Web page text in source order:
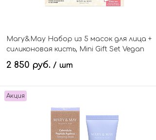
Mary&May Набор из 5 масок для лица +
силиконовая кисть, Mini Gift Set Vegan
Wash Off Mask
2 850 руб. / шт
В корзину
Акция